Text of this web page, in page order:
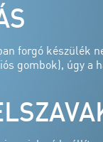
forgó készülék
gombok), úgy a